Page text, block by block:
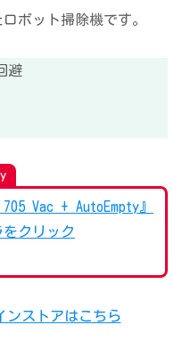
ボット掃除機です。
避
Vac + AutoEmpty』
クリック
ンストアはこちら